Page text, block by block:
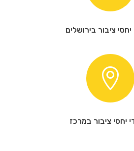
ציבור בירושלים

יחסי ציבור במרכז